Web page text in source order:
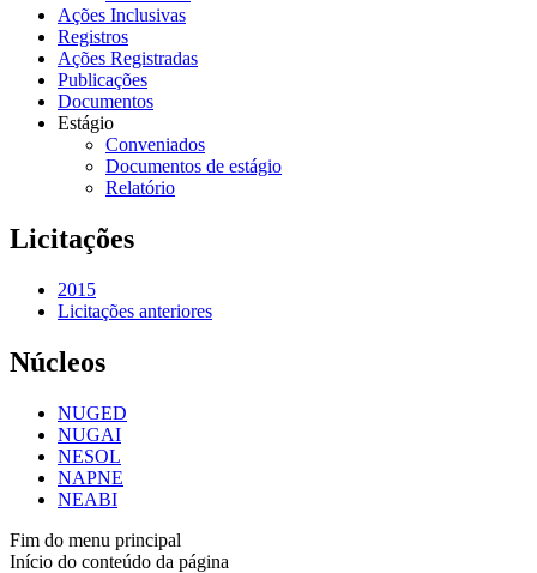
Ações Inclusivas
Registros
Ações Registradas
Publicações
Documentos
Estágio
Conveniados
Documentos de estágio
Relatório
Licitações
2015
Licitações anteriores
Núcleos
NUGED
NUGAI
NESOL
NAPNE
NEABI
Fim do menu principal
Início do conteúdo da página